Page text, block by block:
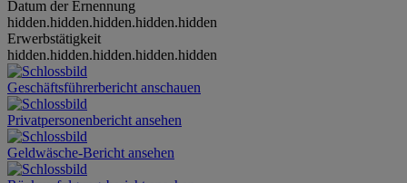
Datum der Ernennung
hidden.hidden.hidden.hidden.hidden
Erwerbstätigkeit
hidden.hidden.hidden.hidden.hidden
Geschäftsführerbericht anschauen
Privatpersonenbericht ansehen
Geldwäsche-Bericht ansehen